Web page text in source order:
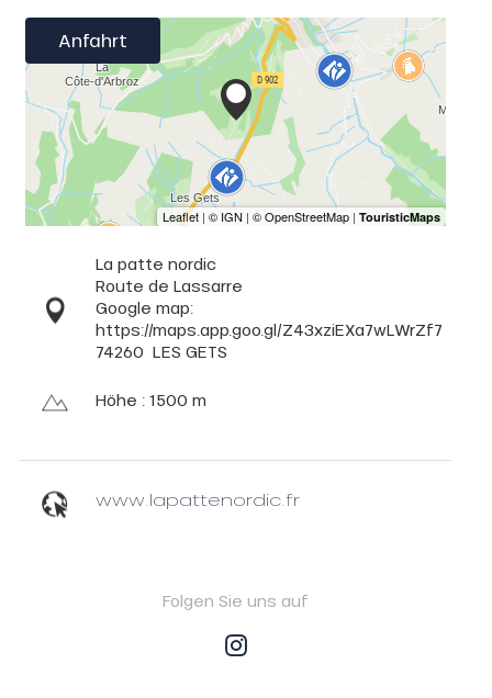
Anfahrt
La patte nordic
Route de Lassarre
Google map:
https://maps.app.goo.gl/Z43xziEXa7wLWrZf7
74260 LES GETS
Höhe : 1500 m
www.lapattenordic.fr
Folgen Sie uns auf